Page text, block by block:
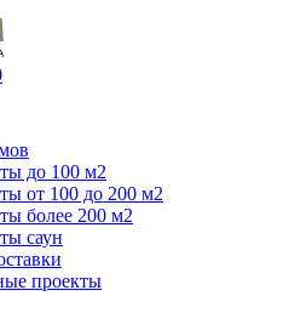
до 100 м2
от 100 до 200 м2
более 200 м2
саун
проекты